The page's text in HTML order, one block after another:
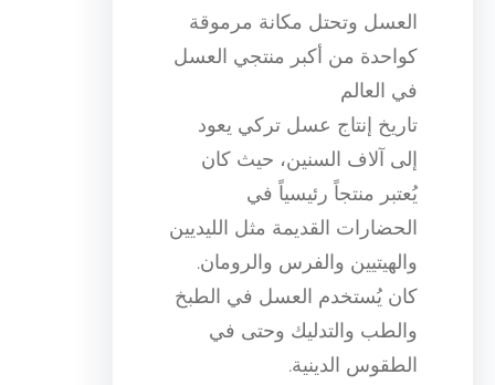
العسل وتحتل مكانة مرموقة
كواحدة من أكبر منتجي العسل
في العالم
تاريخ إنتاج عسل تركي يعود
إلى آلاف السنين، حيث كان
يُعتبر منتجاً رئيسياً في
الحضارات القديمة مثل الليديين
والهيتيين والفرس والرومان.
كان يُستخدم العسل في الطبخ
والطب والتدليك وحتى في
الطقوس الدينية.